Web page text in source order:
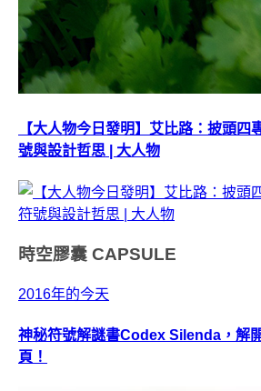
【大人物今日發明】艾比路：披頭四
號與設計哲思 | 大人物
時空膠囊 CAPSULE
2016年的今天
神秘符號解謎書Codex Silenda，解
頁！